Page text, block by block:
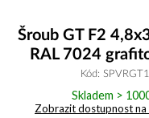
Šroub GT F2
RAL 7024
Kód:
Skladem >
Zobrazit dostupnost na